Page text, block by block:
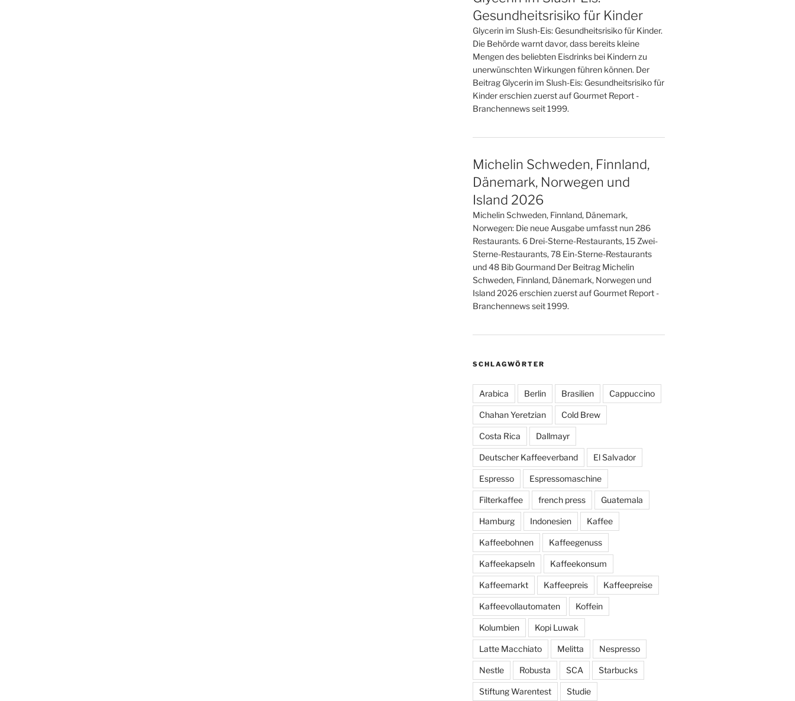
Gesundheitsrisiko für Kinder
Glycerin im Slush-Eis: Gesundheitsrisiko für Kinder.
Die Behörde warnt davor, dass bereits kleine
Mengen des beliebten Eisdrinks bei Kindern zu
unerwünschten Wirkungen führen können. Der
Beitrag Glycerin im Slush-Eis: Gesundheitsrisiko für
Kinder erschien zuerst auf Gourmet Report -
Branchennews seit 1999.
Michelin Schweden, Finnland,
Dänemark, Norwegen und
Island 2026
Michelin Schweden, Finnland, Dänemark,
Norwegen: Die neue Ausgabe umfasst nun 286
Restaurants. 6 Drei-Sterne-Restaurants, 15 Zwei-
Sterne-Restaurants, 78 Ein-Sterne-Restaurants
und 48 Bib Gourmand Der Beitrag Michelin
Schweden, Finnland, Dänemark, Norwegen und
Island 2026 erschien zuerst auf Gourmet Report -
Branchennews seit 1999.
SCHLAGWÖRTER
Arabica Berlin Brasilien Cappuccino
Chahan Yeretzian Cold Brew
Costa Rica Dallmayr
Deutscher Kaffeeverband El Salvador
Espresso Espressomaschine
Filterkaffee french press Guatemala
Hamburg Indonesien Kaffee
Kaffeebohnen Kaffeegenuss
Kaffeekapseln Kaffeekonsum
Kaffeemarkt Kaffeepreis Kaffeepreise
Kaffeevollautomaten Koffein
Kolumbien Kopi Luwak
Latte Macchiato Melitta Nespresso
Nestle Robusta SCA Starbucks
Stiftung Warentest Studie